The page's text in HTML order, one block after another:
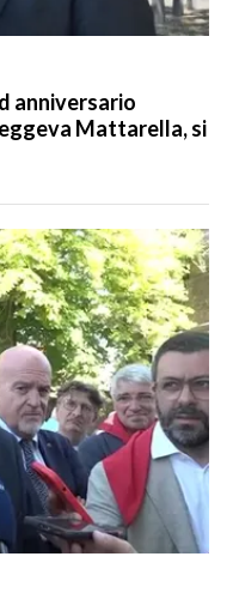
anniversario
Mattarella, si